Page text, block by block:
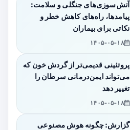
آتش‌سوزی‌های جنگلی و سلامت:
پیامدها، راه‌های کاهش خطر و
نکاتی برای بیماران
۱۴۰۵-۰۵-۱۸
پروتئینی قدیمی‌تر از گردش خون که
می‌تواند ایمن‌درمانی سرطان را
تغییر دهد
۱۴۰۵-۰۵-۱۸
گزارش: چگونه هوش مصنوعی